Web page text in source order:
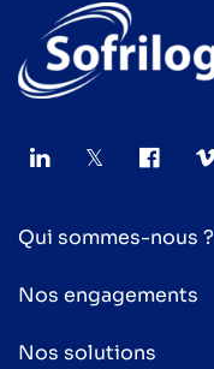
Qui sommes-nous ?
Nos engagements
Nos solutions